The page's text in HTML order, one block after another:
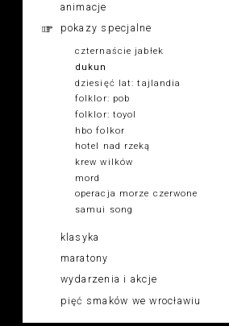
animacje
pokazy specjalne
czternaście jabłek
dukun
dziesięć lat: tajlandia
folklor: pob
folklor: toyol
hbo folkor
hotel nad rzeką
krew wilków
mord
operacja morze czerwone
samui song
klasyka
maratony
wydarzenia i akcje
pięć smaków we wrocławiu